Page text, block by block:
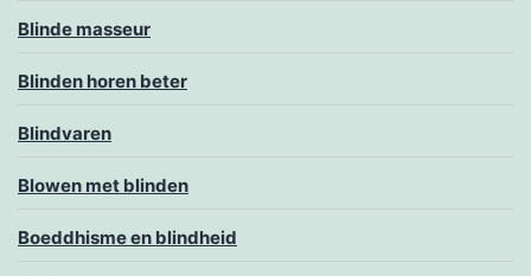
Blinde masseur
Blinden horen beter
Blindvaren
Blowen met blinden
Boeddhisme en blindheid